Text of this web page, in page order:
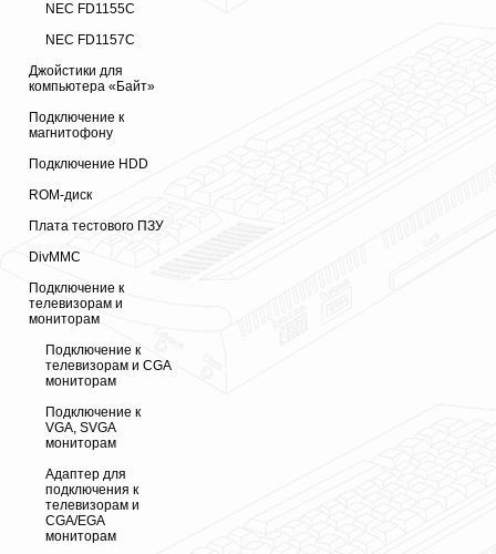
NEC FD1155C
NEC FD1157C
Джойстики для
компьютера «Байт»
Подключение к
магнитофону
Подключение HDD
ROM-диск
Плата тестового ПЗУ
DivMMC
Подключение к
телевизорам и
мониторам
Подключение к
телевизорам и CGA
мониторам
Подключение к
VGA, SVGA
мониторам
Адаптер для
подключения к
телевизорам и
CGA/EGA
мониторам